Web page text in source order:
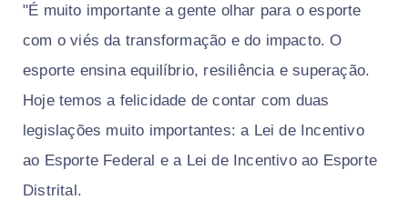
"É muito importante a gente olhar para o esporte
com o viés da transformação e do impacto. O
esporte ensina equilíbrio, resiliência e superação.
Hoje temos a felicidade de contar com duas
legislações muito importantes: a Lei de Incentivo
ao Esporte Federal e a Lei de Incentivo ao Esporte
Distrital.